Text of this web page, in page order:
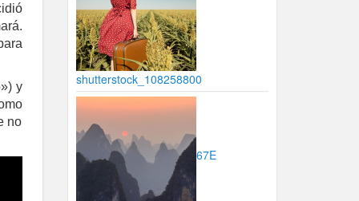
y
no
shutterstock_108258800
67E